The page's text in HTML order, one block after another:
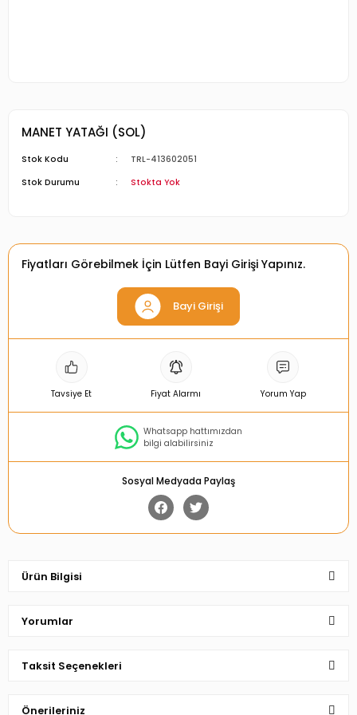
MANET YATAĞI (SOL)
Stok Kodu
TRL-413602051
Stok Durumu
Stokta Yok
Fiyatları Görebilmek İçin Lütfen Bayi Girişi Yapınız.
Bayi Girişi
Tavsiye Et Fiyat Alarmı Yorum Yap
Whatsapp hattımızdan
bilgi alabilirsiniz
Sosyal Medyada Paylaş
Ürün Bilgisi
Yorumlar
Taksit Seçenekleri
Önerileriniz